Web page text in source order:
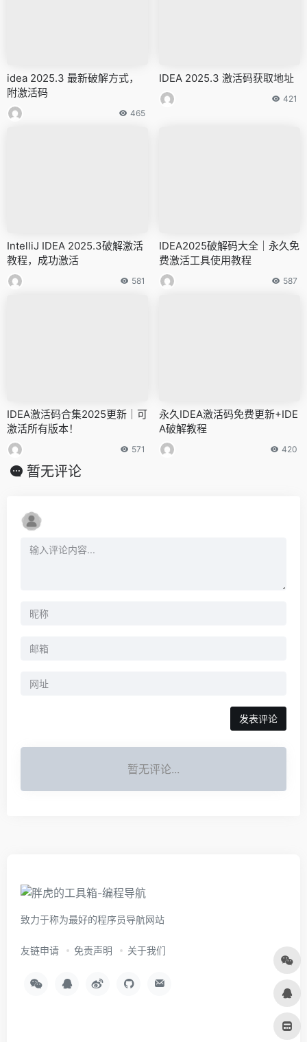
idea 2025.3 最新破解方式，
附激活码
465
IDEA 2025.3 激活码获取地址
421
IntelliJ IDEA 2025.3破解激活
教程，成功激活
581
IDEA2025破解码大全｜永久免
费激活工具使用教程
587
IDEA激活码合集2025更新｜可
激活所有版本！
571
永久IDEA激活码免费更新+IDE
A破解教程
420
暂无评论
暂无评论...
致力于称为最好的程序员导航网站
友链申请 免责声明 关于我们